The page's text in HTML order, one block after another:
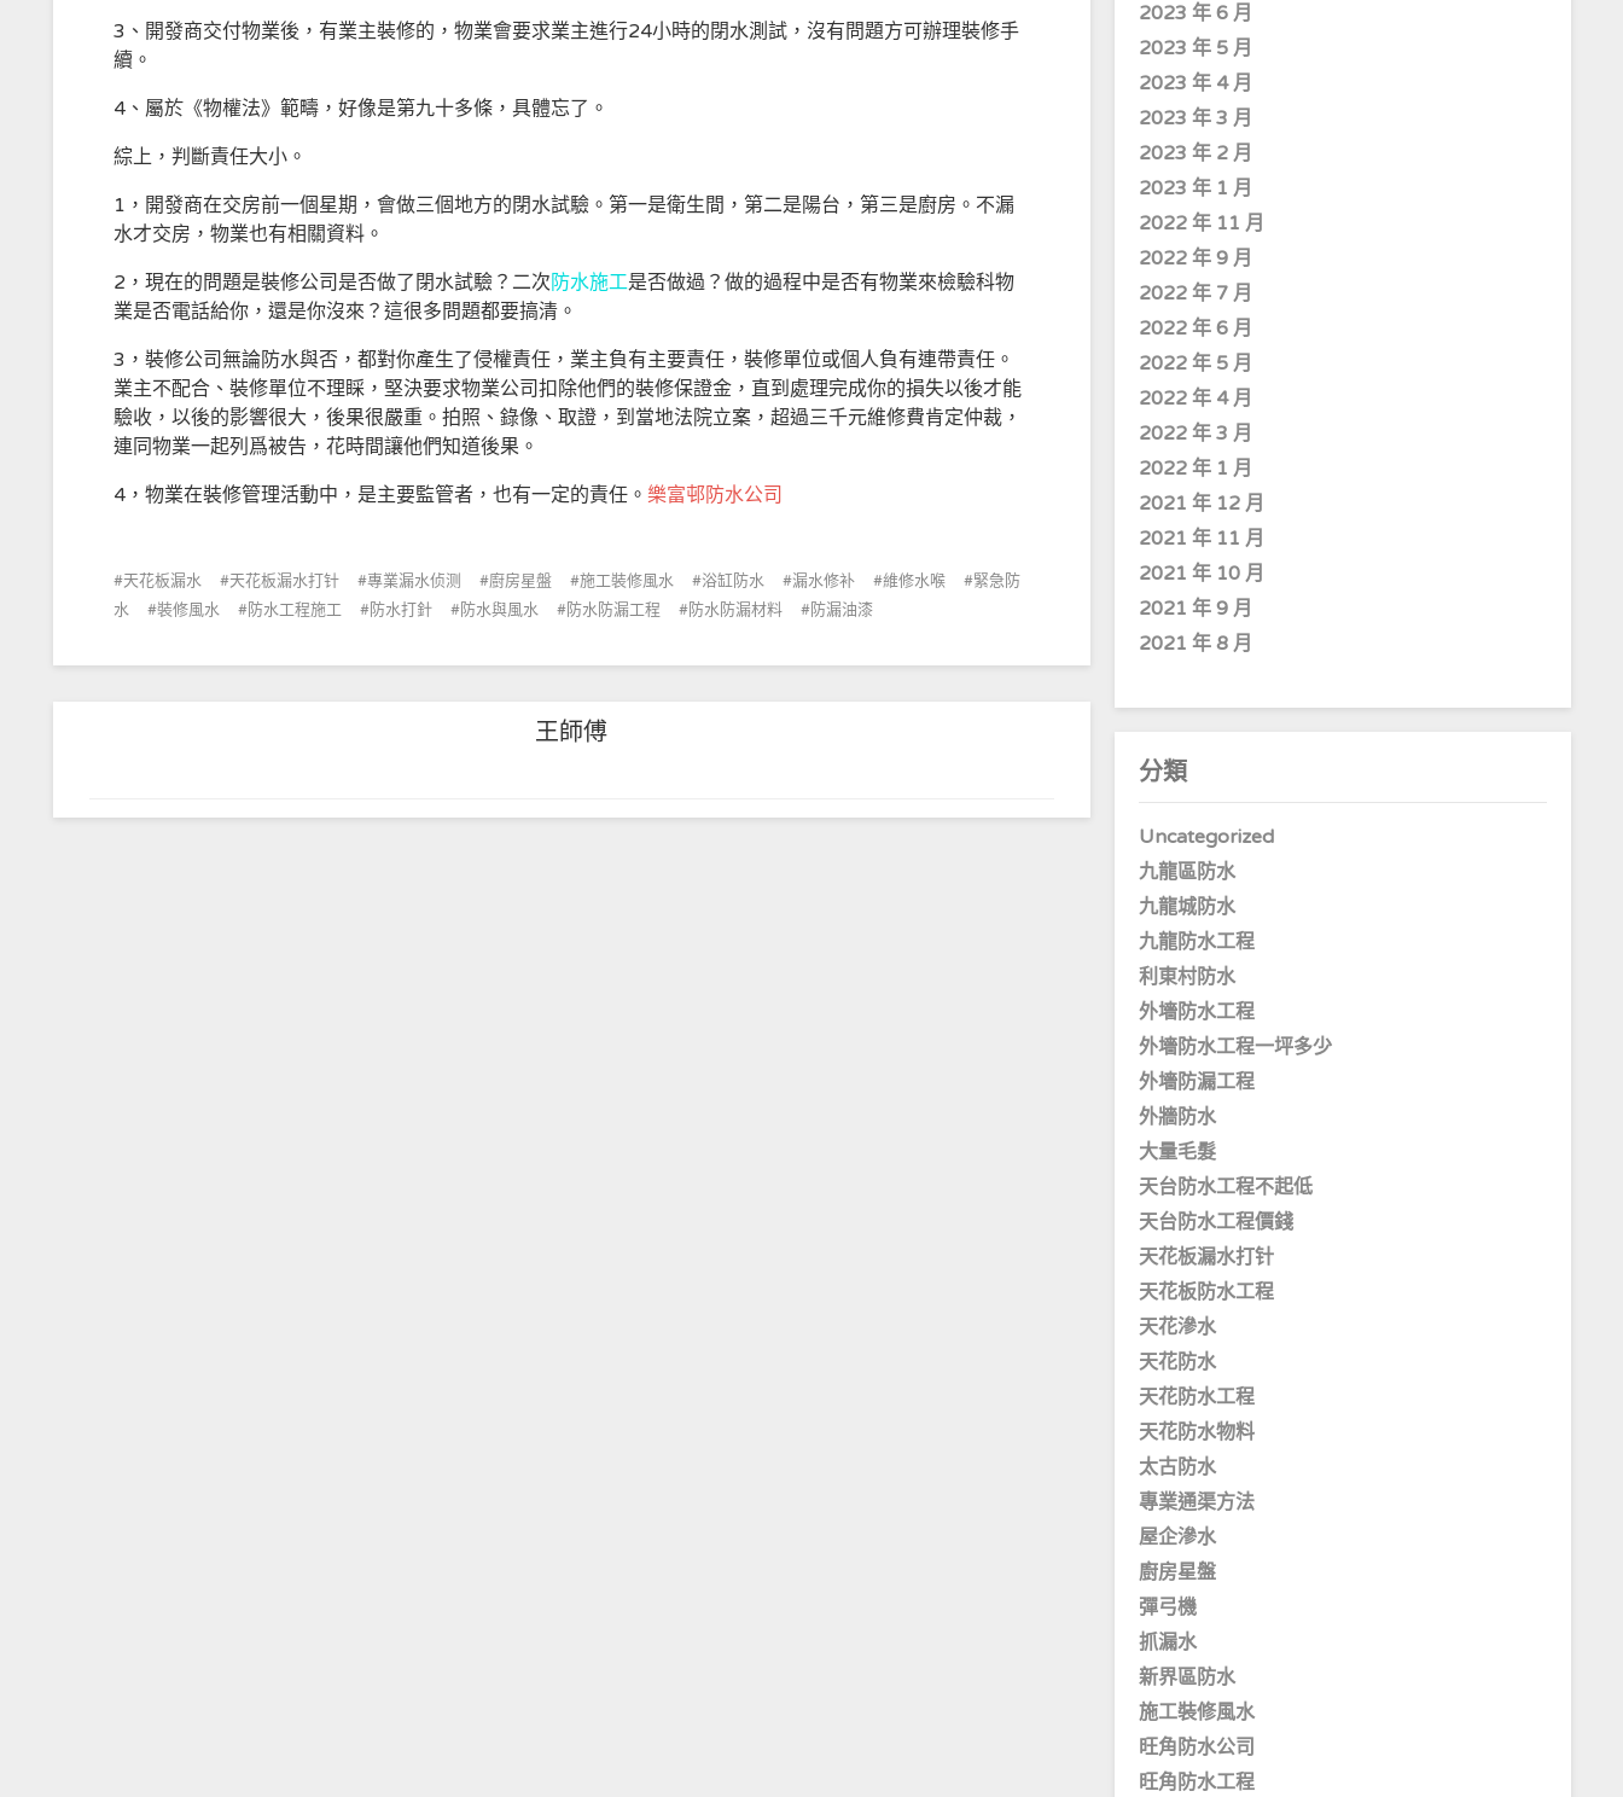
3、開發商交付物業後，有業主裝修的，物業會要求業主進行24小時的閉水測試，沒有問題方可辦理裝修手
續。
4、屬於《物權法》範疇，好像是第九十多條，具體忘了。
綜上，判斷責任大小。
1，開發商在交房前一個星期，會做三個地方的閉水試驗。第一是衛生間，第二是陽台，第三是廚房。不漏
水才交房，物業也有相關資料。
2，現在的問題是裝修公司是否做了閉水試驗？二次防水施工是否做過？做的過程中是否有物業來檢驗科物
業是否電話給你，還是你沒來？這很多問題都要搞清。
3，裝修公司無論防水與否，都對你產生了侵權責任，業主負有主要責任，裝修單位或個人負有連帶責任。
業主不配合、裝修單位不理睬，堅決要求物業公司扣除他們的裝修保證金，直到處理完成你的損失以後才能
驗收，以後的影響很大，後果很嚴重。拍照、錄像、取證，到當地法院立案，超過三千元維修費肯定仲裁，
連同物業一起列爲被告，花時間讓他們知道後果。
4，物業在裝修管理活動中，是主要監管者，也有一定的責任。 樂富邨防水公司
天花板漏水 天花板漏水打针 專業漏水侦测 廚房星盤 施工裝修風水 浴缸防水 漏水修补 維修水喉
緊急防
水
裝修風水 防水工程施工 防水打針 防水與風水 防水防漏工程 防水防漏材料 防漏油漆
王師傅
2023 年 6 月
2023 年 5 月
2023 年 4 月
2023 年 3 月
2023 年 2 月
2023 年 1 月
2022 年 11 月
2022 年 9 月
2022 年 7 月
2022 年 6 月
2022 年 5 月
2022 年 4 月
2022 年 3 月
2022 年 1 月
2021 年 12 月
2021 年 11 月
2021 年 10 月
2021 年 9 月
2021 年 8 月
分類
Uncategorized
九龍區防水
九龍城防水
九龍防水工程
利東村防水
外墻防水工程
外墻防水工程一坪多少
外墻防漏工程
外牆防水
大量毛髮
天台防水工程不起低
天台防水工程價錢
天花板漏水打针
天花板防水工程
天花滲水
天花防水
天花防水工程
天花防水物料
太古防水
專業通渠方法
屋企滲水
廚房星盤
彈弓機
抓漏水
新界區防水
施工裝修風水
旺角防水公司
旺角防水工程